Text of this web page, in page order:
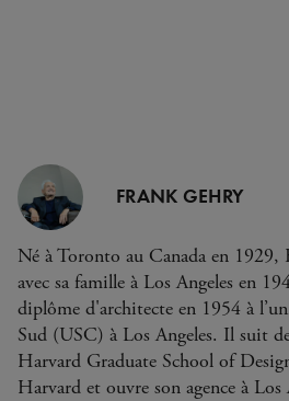
FRANK GEHRY
Né à Toronto au Canada en 1929,
avec sa famille à Los Angeles en
diplôme d'architecte en 1954 à
Sud (USC) à Los Angeles. Il suit
Harvard Graduate School of
Harvard et ouvre son agence à Los